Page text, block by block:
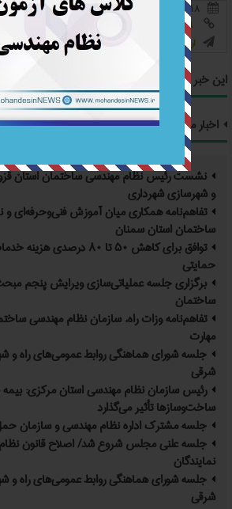
 ۱۸ تیر ۰۴ 342 بازدید  بدون نظر

 ارسال به دیگران امتیاز به این خبر:0

0
این خبر را به اشتراک بگذارید
اخبار مرتبط
نشست رئیس نظام مهندسی ساختمان استان
و شهرسازی شهرداری
تفاهم‌نامه همکاری میان آموزش فنی‌وحرفه‌ای و
ساختمان استان سمنان
توافق برای کاهش ۵۰ تا ۸۰
حمایتی
ساختمان
تفاهم‌نامه وزات راه، سازمان نظام مهندسی
مهارت
جلسه شورای هماهنگی روابط عمومی‌های راه و
شرقی
رئیس سازمان نظام مهندسی استان مرکزی:
ساخت‌وسازها تأثیر می‌گذارد
جلسه مشترک اداره نظام مهندسی و سازمان
جلسه علنی مجلس شروع شد/ اصلاح قانون نظام
نمایندگان
جلسه شورای هماهنگی روابط عمومی‌های راه و
شرقی